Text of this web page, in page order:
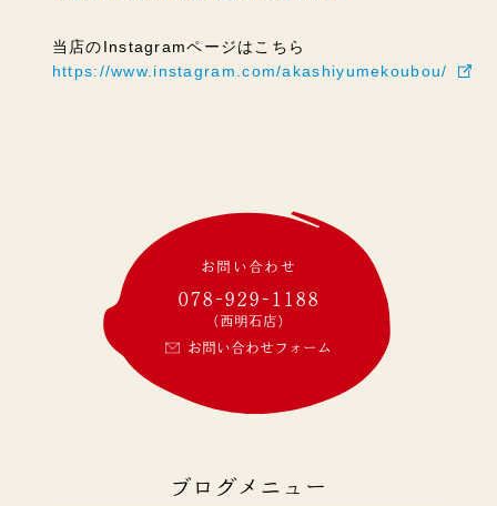
当店のInstagramページはこちら
https://www.instagram.com/akashiyumekoubou/
お問い合わせ
078-929-1188
(西明石店)
お問い合わせフォーム
ブログメニュー